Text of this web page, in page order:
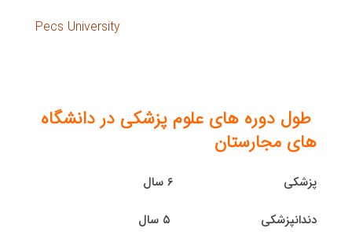
Pecs University
طول دوره های علوم پزشکی در دانشگاه
های مجارستان
پزشکی ۶ سال
دندانپزشکی ۵ سال